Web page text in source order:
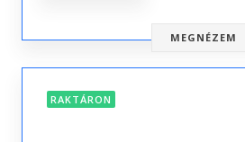
MEGNÉZEM
RAKTÁRON